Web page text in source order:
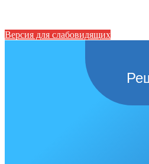
Версия для слабовидящих